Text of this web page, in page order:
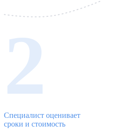
2
Специалист оценивает
сроки и стоимость